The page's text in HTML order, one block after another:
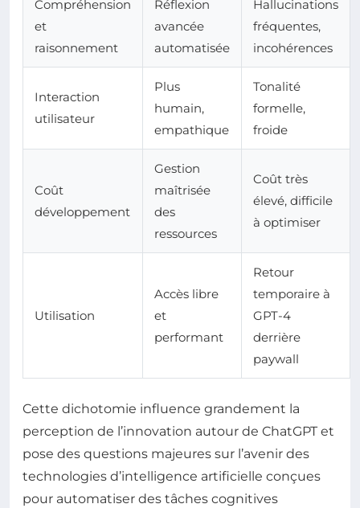
Compréhension
et
raisonnement
Réflexion
avancée
automatisée
Hallucinations
fréquentes,
incohérences
Interaction
utilisateur
Plus
humain,
empathique
Tonalité
formelle,
froide
Coût
développement
Gestion
maîtrisée
des
ressources
Coût très
élevé, difficile
à optimiser
Utilisation
Accès libre
et
performant
Retour
temporaire à
GPT-4
derrière
paywall
Cette dichotomie influence grandement la
perception de l’innovation autour de ChatGPT et
pose des questions majeures sur l’avenir des
technologies d’intelligence artificielle conçues
pour automatiser des tâches cognitives